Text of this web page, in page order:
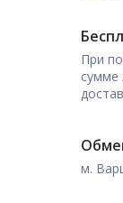
При
сумме
м.